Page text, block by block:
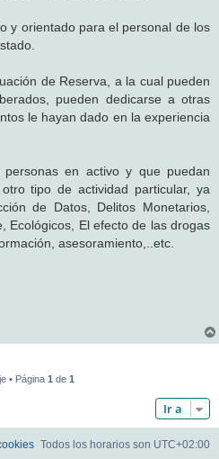
y orientado para el personal de los
de Reserva, a la cual pueden
pueden dedicarse a otras
le hayan dado en la experiencia
en activo y que puedan
tipo de actividad particular, ya
de Datos, Delitos Monetarios,
Ecológicos, El efecto de las drogas
asesoramiento,..etc.
• Página 1 de 1
Ir a
Todos los horarios son UTC+02:00